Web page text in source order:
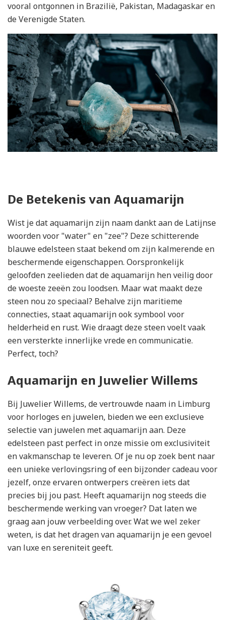
vooral ontgonnen in Brazilië, Pakistan, Madagaskar en
de Verenigde Staten.
De Betekenis van Aquamarijn
Wist je dat aquamarijn zijn naam dankt aan de Latijnse
woorden voor "water" en "zee"? Deze schitterende
blauwe edelsteen staat bekend om zijn kalmerende en
beschermende eigenschappen. Oorspronkelijk
geloofden zeelieden dat de aquamarijn hen veilig door
de woeste zeeën zou loodsen. Maar wat maakt deze
steen nou zo speciaal? Behalve zijn maritieme
connecties, staat aquamarijn ook symbool voor
helderheid en rust. Wie draagt deze steen voelt vaak
een versterkte innerlijke vrede en communicatie.
Perfect, toch?
Aquamarijn en Juwelier Willems
Bij Juwelier Willems, de vertrouwde naam in Limburg
voor horloges en juwelen, bieden we een exclusieve
selectie van juwelen met aquamarijn aan. Deze
edelsteen past perfect in onze missie om exclusiviteit
en vakmanschap te leveren. Of je nu op zoek bent naar
een unieke verlovingsring of een bijzonder cadeau voor
jezelf, onze ervaren ontwerpers creëren iets dat
precies bij jou past. Heeft aquamarijn nog steeds die
beschermende werking van vroeger? Dat laten we
graag aan jouw verbeelding over. Wat we wel zeker
weten, is dat het dragen van aquamarijn je een gevoel
van luxe en sereniteit geeft.